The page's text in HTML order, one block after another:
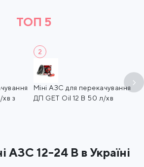
ТОП 5
з
2
Міні АЗС для перекачування
ДП GET Oil 12 В 50 л/хв
АЗС 12-24 В в Україні